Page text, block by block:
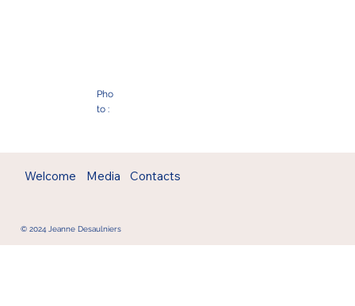
Pho
to :
© 2024 Jeanne Desaulniers
Welcome Media Contacts